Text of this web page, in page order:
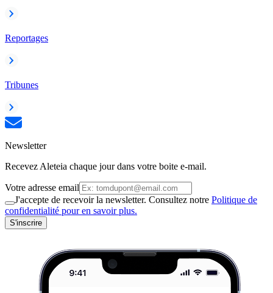
Reportages
Tribunes
Newsletter
Recevez Aleteia chaque jour dans votre boite e-mail.
Votre adresse email
J'accepte de recevoir la newsletter. Consultez notre Politique de
confidentialité pour en savoir plus.
S'inscrire